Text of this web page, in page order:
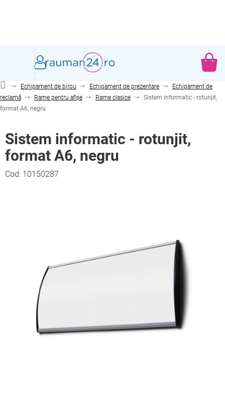
DE
Echipament de birou Echipament de prezentare
Echipament de
reclamă
Rame pentru afișe Rame clasice
Sistem informatic - rotunjit,
format A6, negru
Sistem informatic - rotunjit,
format A6, negru
Cod: 10150287